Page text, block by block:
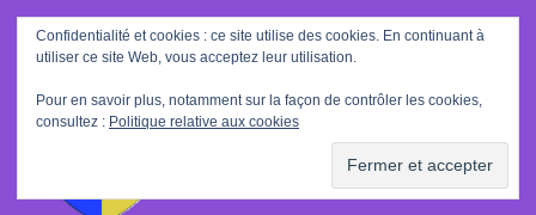
Rechercher
:
Confidentialité et cookies : ce site utilise des cookies. En continuant à
utiliser ce site Web, vous acceptez leur utilisation.
Pour en savoir plus, notamment sur la façon de contrôler les cookies,
consultez : Politique relative aux cookies